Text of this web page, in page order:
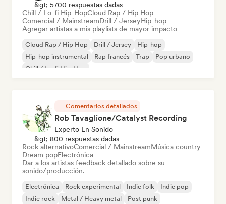
&gt; 5700 respuestas dadas
Chill / Lo-fi Hip-HopCloud Rap / Hip Hop
Comercial / MainstreamDrill / JerseyHip-hop
Agregar artistas a mis playlists de mayor impacto
Cloud Rap / Hip Hop Drill / Jersey
Hip-hop
Hip-hop instrumental
Rap francés Trap
Pop urbano
Chill / Lo-fi Hip-Hop
Comentarios detallados
Rob Tavaglione/Catalyst Recording
Experto En Sonido
&gt; 800 respuestas dadas
Rock alternativoComercial / MainstreamMúsica country
Dream popElectrónica
Dar a los artistas feedback detallado sobre su
sonido/producción.
Electrónica Rock experimental Indie folk
Indie pop
Indie rock
Metal / Heavy metal
Post punk